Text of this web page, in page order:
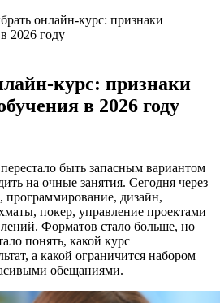
онлайн-курс: признаки
2026 году
курс: признаки
в 2026 году
быть запасным вариантом
на очные занятия. Сегодня через
программирование, дизайн,
покер, управление проектами
Форматов стало больше, но
понять, какой курс
а какой ограничится набором
обещаниями.